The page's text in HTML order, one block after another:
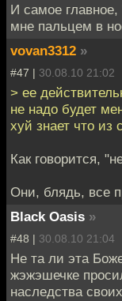
И самое
мне пальцем в
vovan3312 »
#47 | 30.08.10 21:02
> ее
не надо будет
хуй знает что из
Как говорится,
Они, блядь, все
Black Oasis »
#48 | 30.08.10 21:04
Не та ли эта
жэжэшечке
наследства